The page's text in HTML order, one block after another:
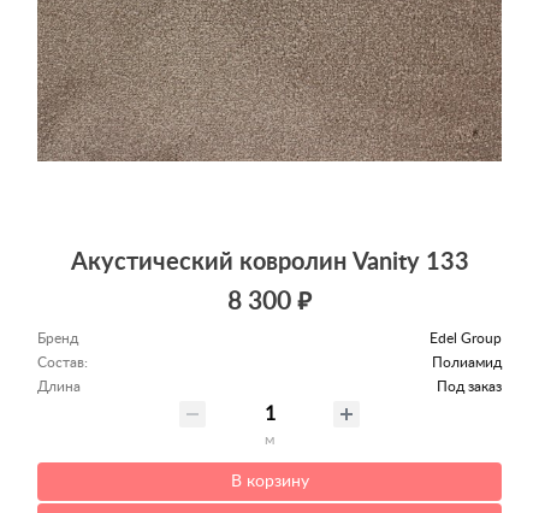
Акустический ковролин Vanity 133
8 300 ₽
Бренд
Edel Group
Состав:
Полиамид
Длина
Под заказ
м
В корзину